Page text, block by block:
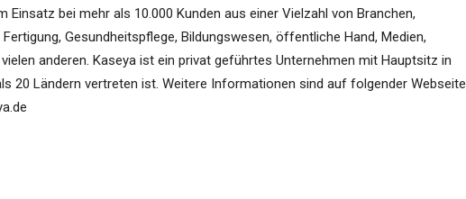
Einsatz bei mehr als 10.000 Kunden aus einer Vielzahl von Branchen,
Gesundheitspflege, Bildungswesen, öffentliche Hand, Medien,
anderen. Kaseya ist ein privat geführtes Unternehmen mit Hauptsitz in
20 Ländern vertreten ist. Weitere Informationen sind auf folgender Webseite